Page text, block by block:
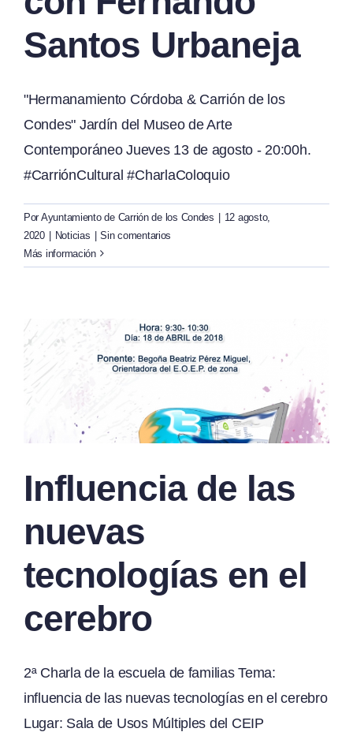
Santos Urbaneja
"Hermanamiento Córdoba & Carrión de los
Condes" Jardín del Museo de Arte
Contemporáneo Jueves 13 de agosto - 20:00h.
#CarriónCultural #CharlaColoquio
Por Ayuntamiento de Carrión de los Condes
12 agosto,
2020
Noticias
Sin comentarios
Más información
Influencia de las
nuevas
tecnologías en el
cerebro
2ª Charla de la escuela de familias Tema:
influencia de las nuevas tecnologías en el cerebro
Lugar: Sala de Usos Múltiples del CEIP